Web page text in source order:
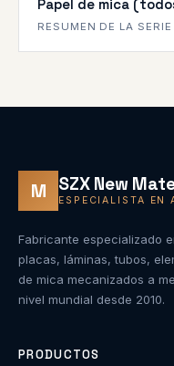
Papel de mica
RESUMEN DE LA SERIE
M SZX New
ESPECIALISTA EN
Fabricante especializado
placas, láminas, tubos,
de mica mecanizados a
nivel mundial desde 2010.
PRODUCTOS